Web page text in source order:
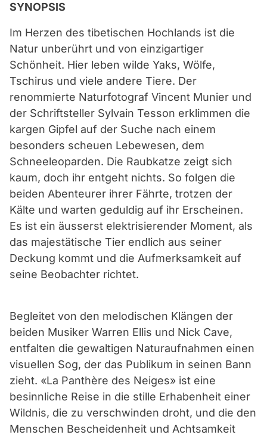
SYNOPSIS
Im Herzen des tibetischen Hochlands ist die
Natur unberührt und von einzigartiger
Schönheit. Hier leben wilde Yaks, Wölfe,
Tschirus und viele andere Tiere. Der
renommierte Naturfotograf Vincent Munier und
der Schriftsteller Sylvain Tesson erklimmen die
kargen Gipfel auf der Suche nach einem
besonders scheuen Lebewesen, dem
Schneeleoparden. Die Raubkatze zeigt sich
kaum, doch ihr entgeht nichts. So folgen die
beiden Abenteurer ihrer Fährte, trotzen der
Kälte und warten geduldig auf ihr Erscheinen.
Es ist ein äusserst elektrisierender Moment, als
das majestätische Tier endlich aus seiner
Deckung kommt und die Aufmerksamkeit auf
seine Beobachter richtet.
Begleitet von den melodischen Klängen der
beiden Musiker Warren Ellis und Nick Cave,
entfalten die gewaltigen Naturaufnahmen einen
visuellen Sog, der das Publikum in seinen Bann
zieht. «La Panthère des Neiges» ist eine
besinnliche Reise in die stille Erhabenheit einer
Wildnis, die zu verschwinden droht, und die den
Menschen Bescheidenheit und Achtsamkeit